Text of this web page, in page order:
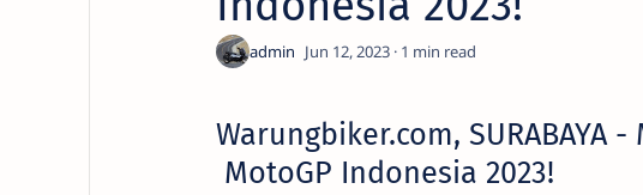
1
Warungbiker.com,
MotoGP Indonesia 2023!